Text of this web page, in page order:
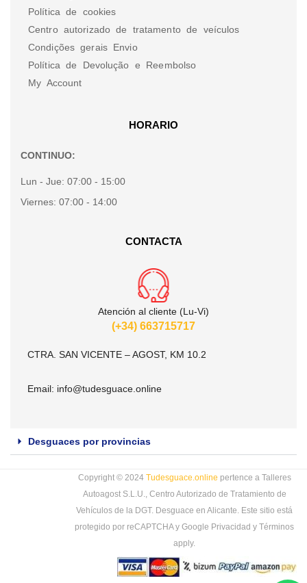
Política de cookies
Centro autorizado de tratamento de veículos
Condições gerais Envio
Política de Devolução e Reembolso
My Account
HORARIO
CONTINUO:
Lun - Jue: 07:00 - 15:00
Viernes: 07:00 - 14:00
CONTACTA
Atención al cliente (Lu-Vi)
(+34) 663715717
CTRA. SAN VICENTE – AGOST, KM 10.2
Email: info@tudesguace.online
Desguaces por provincias
Copyright © 2024 Tudesguace.online pertence a Talleres
Autoagost S.L.U., Centro Autorizado de Tratamiento de
Vehículos de la DGT. Desguace en Alicante. Este sitio está
protegido por reCAPTCHA y Google Privacidad y Términos
apply.